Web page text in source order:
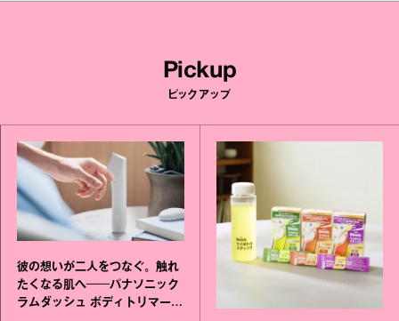
Pickup
ピックアップ
彼の想いが二人をつなぐ。触れ
たくなる肌へ──パナソニック
ラムダッシュ ボディトリマーが